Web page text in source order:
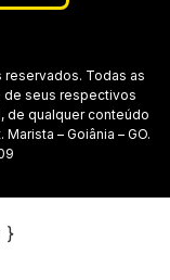
reservados. Todas as
de seus respectivos
de qualquer conteúdo
– Goiânia – GO.
}